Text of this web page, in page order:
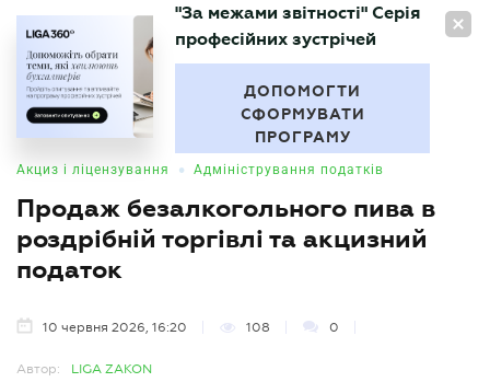
UA
БУХГАЛТЕР
"За межами звітності" Серія
професійних зустрічей
ДОПОМОГТИ
СФОРМУВАТИ
ПРОГРАМУ
Акциз і ліцензування • Адміністрування податків
Продаж безалкогольного пива в
роздрібній торгівлі та акцизний
податок
10 червня 2026, 16:20 108 0
Автор: LIGA ZAKON